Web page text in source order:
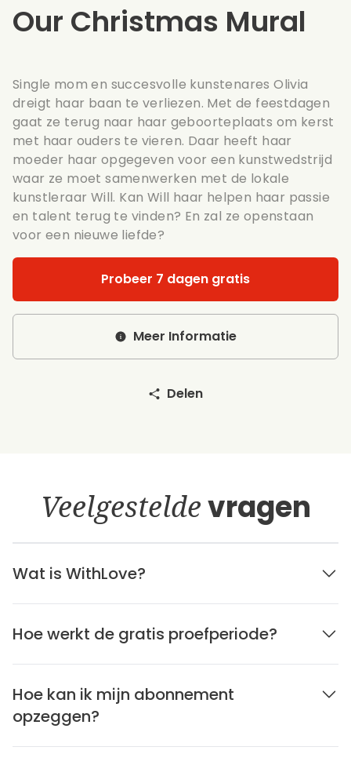
Our Christmas Mural
Single mom en succesvolle kunstenares Olivia
dreigt haar baan te verliezen. Met de feestdagen
gaat ze terug naar haar geboorteplaats om kerst
met haar ouders te vieren. Daar heeft haar
moeder haar opgegeven voor een kunstwedstrijd
waar ze moet samenwerken met de lokale
kunstleraar Will. Kan Will haar helpen haar passie
en talent terug te vinden? En zal ze openstaan
voor een nieuwe liefde?
Probeer 7 dagen gratis
Meer Informatie
Delen
Veelgesteldevragen
Wat is WithLove?
Hoe werkt de gratis proefperiode?
Hoe kan ik mijn abonnement
opzeggen?